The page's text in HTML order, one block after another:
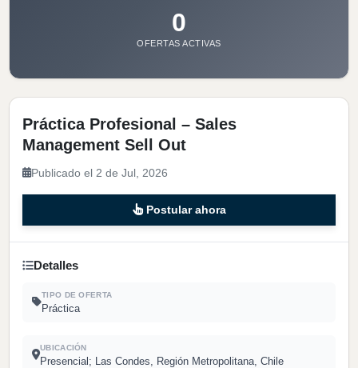
0
OFERTAS ACTIVAS
Práctica Profesional – Sales
Management Sell Out
Publicado el 2 de Jul, 2026
Postular ahora
Detalles
TIPO DE OFERTA
Práctica
UBICACIÓN
Presencial; Las Condes, Región Metropolitana, Chile